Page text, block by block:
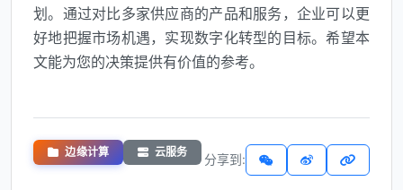
划。通过对比多家供应商的产品和服务，企业可以更
好地把握市场机遇，实现数字化转型的目标。希望本
文能为您的决策提供有价值的参考。
边缘计算 云服务 分享到: